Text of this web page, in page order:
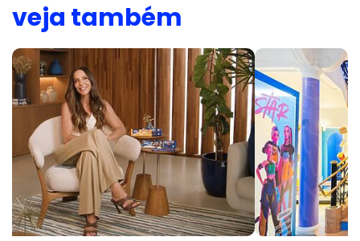
veja também